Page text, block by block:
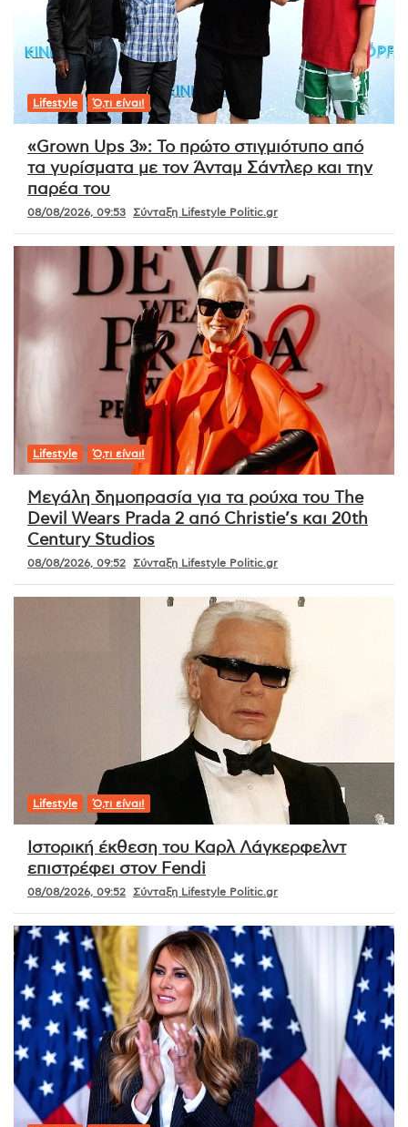
Lifestyle Ό,τι είναι!
«Grown Ups 3»: Το πρώτο στιγμιότυπο από
τα γυρίσματα με τον Άνταμ Σάντλερ και την
παρέα του
08/08/2026, 09:53 Σύνταξη Lifestyle Politic.gr
Lifestyle Ό,τι είναι!
Μεγάλη δημοπρασία για τα ρούχα του The
Devil Wears Prada 2 από Christie’s και 20th
Century Studios
08/08/2026, 09:52 Σύνταξη Lifestyle Politic.gr
Lifestyle Ό,τι είναι!
Ιστορική έκθεση του Καρλ Λάγκερφελντ
επιστρέφει στον Fendi
08/08/2026, 09:52 Σύνταξη Lifestyle Politic.gr